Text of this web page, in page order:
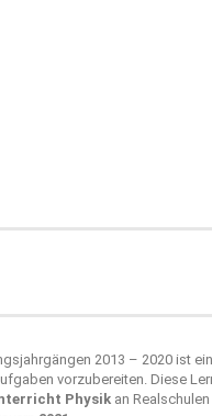
2013 – 2020 ist ein
vorzubereiten. Diese
Physik an